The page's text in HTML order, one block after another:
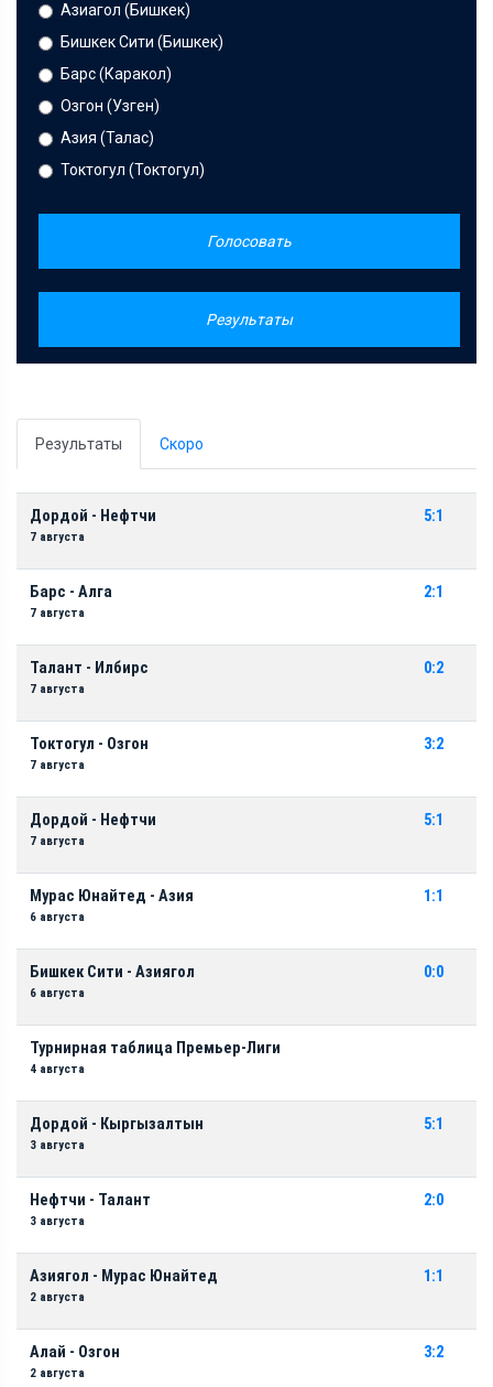
Азиагол (Бишкек)
Бишкек Сити (Бишкек)
Барс (Каракол)
Озгон (Узген)
Азия (Талас)
Токтогул (Токтогул)
Голосовать
Результаты
Результаты Скоро
Дордой - Нефтчи
7 августа
5:1
Барс - Алга
7 августа
2:1
Талант - Илбирс
7 августа
0:2
Токтогул - Озгон
7 августа
3:2
Дордой - Нефтчи
7 августа
5:1
Мурас Юнайтед - Азия
6 августа
1:1
Бишкек Сити - Азиягол
6 августа
0:0
Турнирная таблица Премьер-Лиги
4 августа
Дордой - Кыргызалтын
3 августа
5:1
Нефтчи - Талант
3 августа
2:0
Азиягол - Мурас Юнайтед
2 августа
1:1
Алай - Озгон
2 августа
3:2